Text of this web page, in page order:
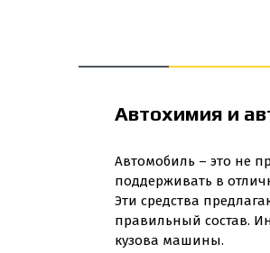
Автохимия и
Автомобиль – это не
поддерживать в
Эти средства
правильный состав.
кузова машины.